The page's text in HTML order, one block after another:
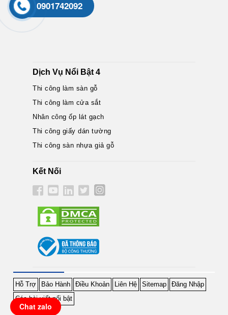
Dịch Vụ Nổi Bật 4
Thi công làm sàn gỗ
Thi công làm cửa sắt
Nhân công ốp lát gạch
Thi công giấy dán tường
Thi công sàn nhựa giả gỗ
Kết Nối
Hỗ Trợ Bảo Hành Điều Khoản Liên Hệ Sitemap
Đăng Nhập
Các bài viết nổi bật
Chat zalo
0901742092